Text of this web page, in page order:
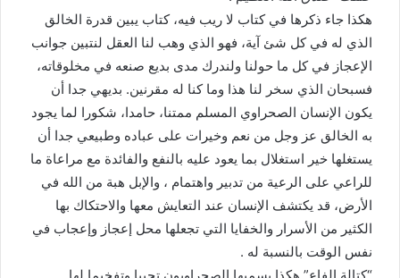
a
n
e
m
l
هكذا جاء ذكرها في كتاب لا ريب فيه، كتاب يبين قدرة الخالق
الذي له في كل شئ آية، فهو الذي وهب لنا العقل لنتبين جوانب
الإعجاز في كل ما حولنا ولندرك مدى بديع صنعه في مخلوقاته،
فسبحان الذي سخر لنا هذا وما كنا له مقرنين. بديهي جدا أن
يكون الإنسان الصحراوي المسلم ممتنا، حامدا، شكورا لما يجود
به الخالق عز وجل من نعم وخيرات على عباده وطبيعي جدا أن
يستغلها خير استغلال بما يعود عليه بالنفع والفائدة مع مراعاة ما
للراعي على الرعية من تدبير واهتمام ، والإبل هبة من الله في
الأرض، قد يكتشف الإنسان عند التعايش معها والاحتكاك بها
الكثير من الأسرار والخفايا التي تجعلها محل إعجاز وإعجاب في
نفس الوقت بالنسبة له .